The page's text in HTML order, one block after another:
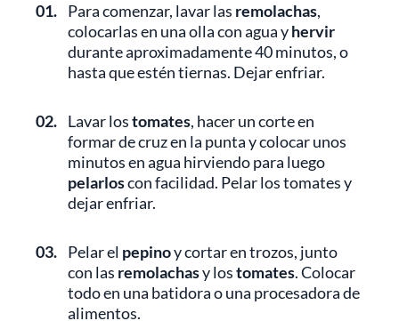
01. Para comenzar, lavar las remolachas,
colocarlas en una olla con agua yhervir
durante aproximadamente 40 minutos, o
hasta que estén tiernas. Dejar enfriar.
02. Lavar lostomates, hacer un corte en
formar de cruz en la punta y colocar unos
minutos en agua hirviendo para luego
pelarloscon facilidad. Pelar los tomates y
dejar enfriar.
03. Pelar el pepinoy cortar en trozos, junto
con las remolachasy lostomates. Colocar
todo en una batidora o una procesadora de
alimentos.